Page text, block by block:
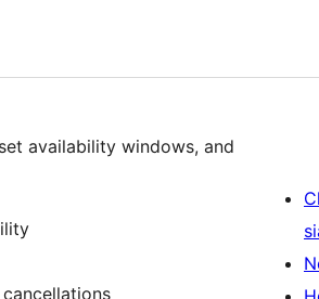
availability windows, and